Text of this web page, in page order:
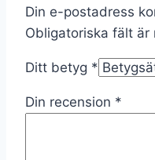
Din e-postadress
Obligatoriska fält är
Ditt betyg *
Din recension *